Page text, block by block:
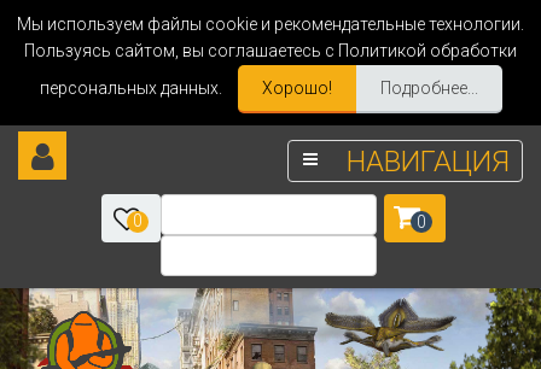
Мы используем файлы cookie и рекомендательные технологии.
Пользуясь сайтом, вы соглашаетесь с Политикой обработки
персональных данных.
Хорошо! Подробнее...
НАВИГАЦИЯ
0 0